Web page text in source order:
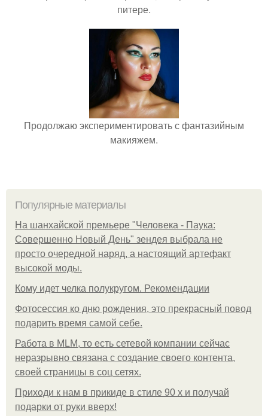
питере.
Продолжаю экспериментировать с фантазийным
макияжем.
Популярные материалы
На шанхайской премьере "Человека - Паука:
Совершенно Новый День" зендея выбрала не
просто очередной наряд, а настоящий артефакт
высокой моды.
Кому идет челка полукругом. Рекомендации
Фотосессия ко дню рождения, это прекрасный повод
подарить время самой себе.
Работа в MLM, то есть сетевой компании сейчас
неразрывно связана с создание своего контента,
своей страницы в соц сетях.
Приходи к нам в прикиде в стиле 90 х и получай
подарки от руки вверх!